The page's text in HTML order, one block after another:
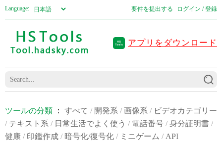
Language: 要件を提出する ログイン / 登録
アプリをダウンロード
ツールの分類 ： すべて / 開発系 / 画像系 / ビデオカテゴリー
/ テキスト系 / 日常生活でよく使う / 電話番号 / 身分証明書 /
健康 / 印鑑作成 / 暗号化/復号化 / ミニゲーム / API